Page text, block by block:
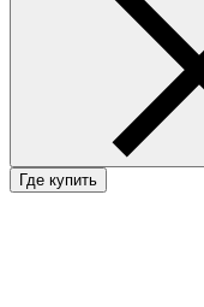
Где купить